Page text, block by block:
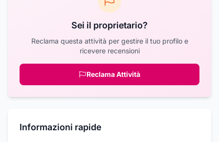
Sei il proprietario?
Reclama questa attività per gestire il tuo profilo e
ricevere recensioni
Reclama Attività
Informazioni rapide